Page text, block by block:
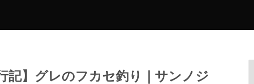
記】グレのフカセ釣り｜サンノジ